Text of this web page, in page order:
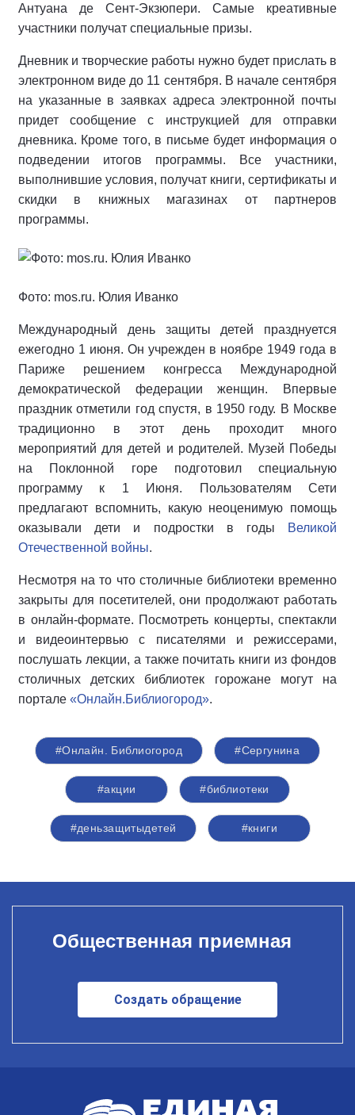
Антуана де Сент-Экзюпери. Самые креативные
участники получат специальные призы.
Дневник и творческие работы нужно будет прислать в
электронном виде до 11 сентября. В начале сентября
на указанные в заявках адреса электронной почты
придет сообщение с инструкцией для отправки
дневника. Кроме того, в письме будет информация о
подведении итогов программы. Все участники,
выполнившие условия, получат книги, сертификаты и
скидки в книжных магазинах от партнеров
программы.
Фото: mos.ru. Юлия Иванко
Международный день защиты детей празднуется
ежегодно 1 июня. Он учрежден в ноябре 1949 года в
Париже решением конгресса Международной
демократической федерации женщин. Впервые
праздник отметили год спустя, в 1950 году. В Москве
традиционно в этот день проходит много
мероприятий для детей и родителей. Музей Победы
на Поклонной горе подготовил специальную
программу к 1 Июня. Пользователям Сети
предлагают вспомнить, какую неоценимую помощь
оказывали дети и подростки в годы
Великой
Отечественной войны.
Несмотря на то что столичные библиотеки временно
закрыты для посетителей, они продолжают работать
в онлайн-формате. Посмотреть концерты, спектакли
и видеоинтервью с писателями и режиссерами,
послушать лекции, а также почитать книги из фондов
столичных детских библиотек горожане могут на
портале «Онлайн.Библиогород».
#Онлайн. Библиогород #Сергунина
#акции #библиотеки
#деньзащитыдетей #книги
Общественная приемная
Создать обращение